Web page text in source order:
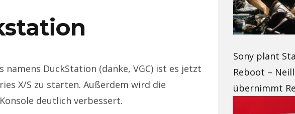
DuckStation (danke, VGC) ist es jetzt
X/S zu starten. Außerdem wird die
deutlich verbessert.
Sony plant
Reboot –
übernimmt